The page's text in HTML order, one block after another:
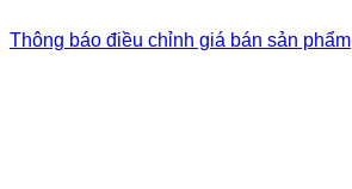
Thông báo điều chỉnh giá bán sản phẩm